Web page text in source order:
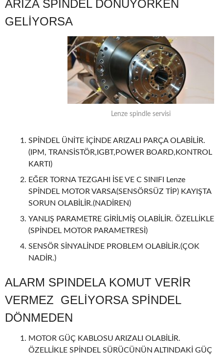
ARIZA SPİNDEL DÖNÜYORKEN
GELİYORSA
Lenze spindle servisi
SPİNDEL ÜNİTE İÇİNDE ARIZALI PARÇA OLABİLİR.
(IPM, TRANSİSTÖR,IGBT,POWER BOARD,KONTROL
KARTI)
EĞER TORNA TEZGAHI İSE VE C SINIFI Lenze
SPİNDEL MOTOR VARSA(SENSÖRSÜZ TİP) KAYIŞTA
SORUN OLABİLİR.(NADİREN)
YANLIŞ PARAMETRE GİRİLMİŞ OLABİLİR. ÖZELLİKLE
(SPİNDEL MOTOR PARAMETRESİ)
SENSÖR SİNYALİNDE PROBLEM OLABİLİR.(ÇOK
NADİR.)
ALARM SPINDELA KOMUT VERİR
VERMEZ GELİYORSA SPİNDEL
DÖNMEDEN
MOTOR GÜÇ KABLOSU ARIZALI OLABİLİR.
ÖZELLİKLE SPİNDEL SÜRÜCÜNÜN ALTINDAKİ GÜÇ